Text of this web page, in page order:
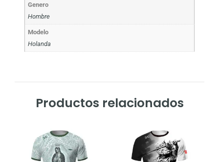
Genero
Hombre
Modelo
Holanda
Productos relacionados